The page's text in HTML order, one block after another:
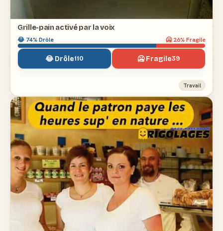
Grille-pain activé par la voix
😂 74% Drôle 🥶26% Fragile
😂 Drôle110 🥶 Fragile39
Travail